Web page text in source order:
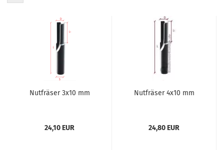
Nutfräser 3x10 mm
24,10 EUR
Nutfräser 4x10 mm
24,80 EUR